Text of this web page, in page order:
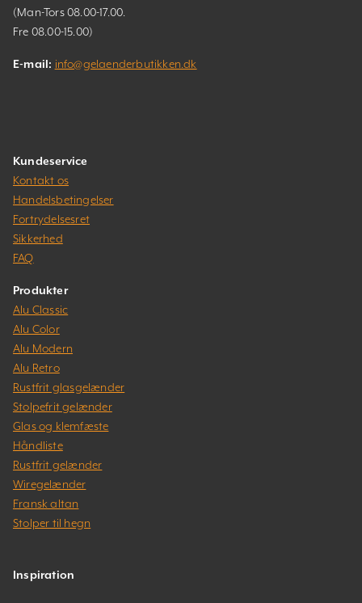
(Man-Tors 08.00-17.00.
Fre 08.00-15.00)
E-mail: info@gelaenderbutikken.dk
Kundeservice
Kontakt os
Handelsbetingelser
Fortrydelsesret
Sikkerhed
FAQ
Produkter
Alu Classic
Alu Color
Alu Modern
Alu Retro
Rustfrit glasgelænder
Stolpefrit gelænder
Glas og klemfæste
Håndliste
Rustfrit gelænder
Wiregelænder
Fransk altan
Stolper til hegn
Inspiration